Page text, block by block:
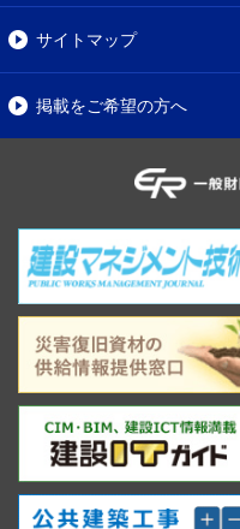
サイトマップ
掲載をご希望の方へ